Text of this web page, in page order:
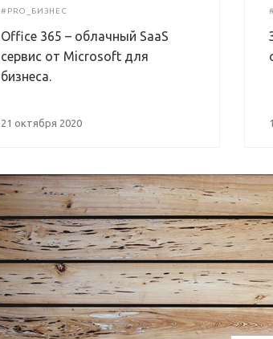
#PRO_БИЗНЕС
Office 365 – облачный SaaS
сервис от Microsoft для
бизнеса.
21 октября 2020